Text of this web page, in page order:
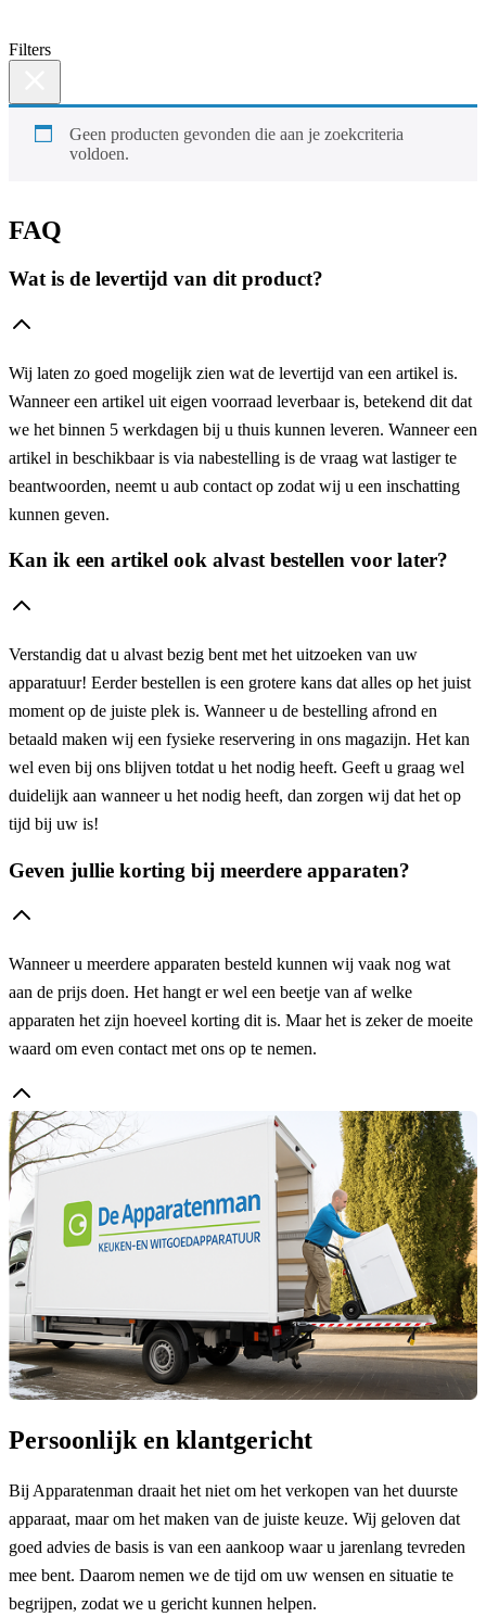
Filters
Geen producten gevonden die aan je zoekcriteria
voldoen.
FAQ
Wat is de levertijd van dit product?
Wij laten zo goed mogelijk zien wat de levertijd van een artikel is.
Wanneer een artikel uit eigen voorraad leverbaar is, betekend dit dat
we het binnen 5 werkdagen bij u thuis kunnen leveren. Wanneer een
artikel in beschikbaar is via nabestelling is de vraag wat lastiger te
beantwoorden, neemt u aub contact op zodat wij u een inschatting
kunnen geven.
Kan ik een artikel ook alvast bestellen voor later?
Verstandig dat u alvast bezig bent met het uitzoeken van uw
apparatuur! Eerder bestellen is een grotere kans dat alles op het juist
moment op de juiste plek is. Wanneer u de bestelling afrond en
betaald maken wij een fysieke reservering in ons magazijn. Het kan
wel even bij ons blijven totdat u het nodig heeft. Geeft u graag wel
duidelijk aan wanneer u het nodig heeft, dan zorgen wij dat het op
tijd bij uw is!
Geven jullie korting bij meerdere apparaten?
Wanneer u meerdere apparaten besteld kunnen wij vaak nog wat
aan de prijs doen. Het hangt er wel een beetje van af welke
apparaten het zijn hoeveel korting dit is. Maar het is zeker de moeite
waard om even contact met ons op te nemen.
Persoonlijk en klantgericht
Bij Apparatenman draait het niet om het verkopen van het duurste
apparaat, maar om het maken van de juiste keuze. Wij geloven dat
goed advies de basis is van een aankoop waar u jarenlang tevreden
mee bent. Daarom nemen we de tijd om uw wensen en situatie te
begrijpen, zodat we u gericht kunnen helpen.